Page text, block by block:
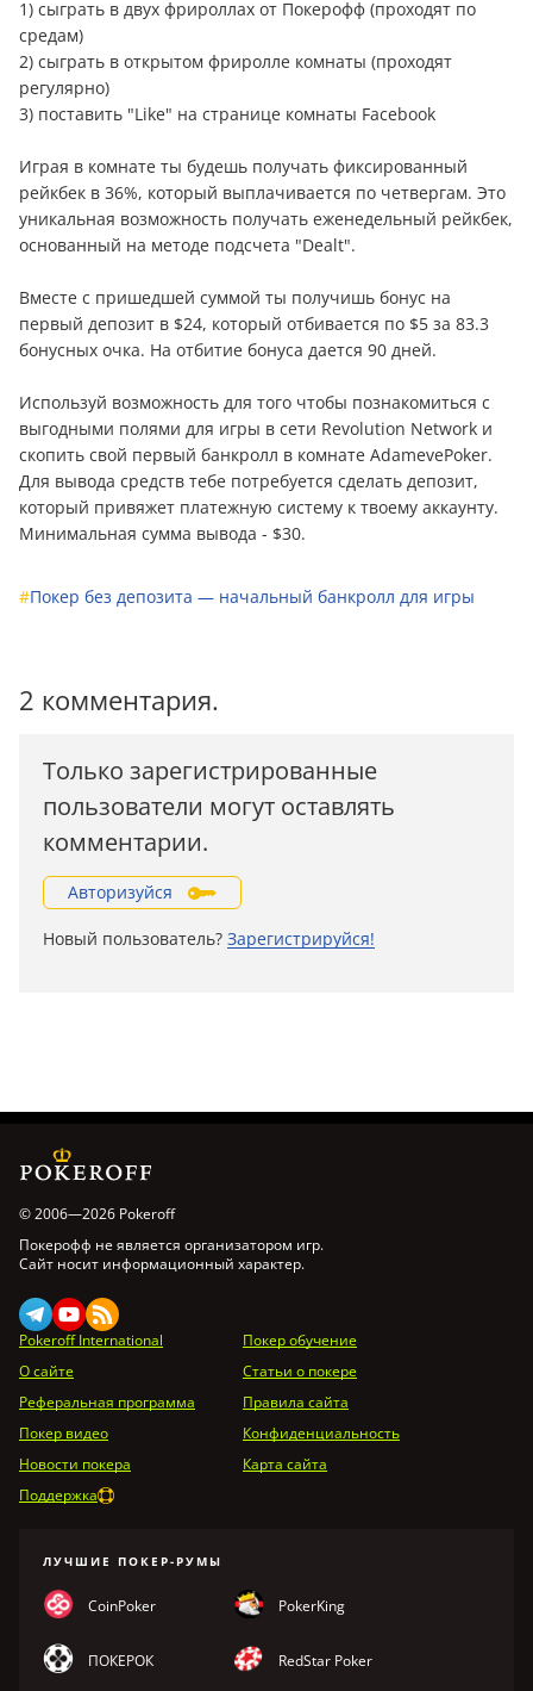
1) сыграть в двух фрироллах от Покерофф (проходят по
средам)
2) сыграть в открытом фриролле комнаты (проходят
регулярно)
3) поставить "Like" на странице комнаты Facebook
Играя в комнате ты будешь получать фиксированный
рейкбек в 36%, который выплачивается по четвергам. Это
уникальная возможность получать еженедельный рейкбек,
основанный на методе подсчета "Dealt".
Вместе с пришедшей суммой ты получишь бонус на
первый депозит в $24, который отбивается по $5 за 83.3
бонусных очка. На отбитие бонуса дается 90 дней.
Используй возможность для того чтобы познакомиться с
выгодными полями для игры в сети Revolution Network и
скопить свой первый банкролл в комнате AdamevePoker.
Для вывода средств тебе потребуется сделать депозит,
который привяжет платежную систему к твоему аккаунту.
Минимальная сумма вывода - $30.
#Покер без депозита — начальный банкролл для игры
2 комментария.
Только зарегистрированные
пользователи могут оставлять
комментарии.
Авторизуйся
Новый пользователь? Зарегистрируйся!
© 2006—2026 Pokeroff
Покерофф не является организатором игр.
Сайт носит информационный характер.
Pokeroff International
Покер обучение
О сайте
Статьи о покере
Реферальная программа
Правила сайта
Покер видео
Конфиденциальность
Новости покера
Карта сайта
Поддержка
ЛУЧШИЕ ПОКЕР-РУМЫ
CoinPoker PokerKing
ПОКЕРОК RedStar Poker